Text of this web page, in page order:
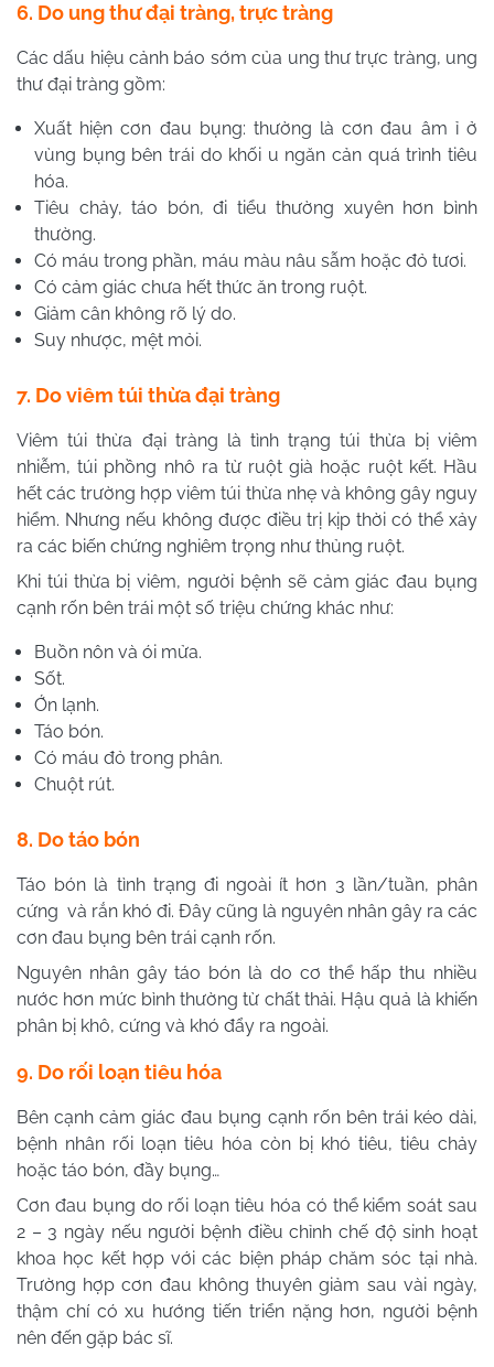
6. Do ung thư đại tràng, trực tràng
Các dấu hiệu cảnh báo sớm của ung thư trực tràng, ung
thư đại tràng gồm:
Xuất hiện cơn đau bụng: thường là cơn đau âm ỉ ở
vùng bụng bên trái do khối u ngăn cản quá trình tiêu
hóa.
Tiêu chảy, táo bón, đi tiểu thường xuyên hơn bình
thường.
Có máu trong phần, máu màu nâu sẫm hoặc đỏ tươi.
Có cảm giác chưa hết thức ăn trong ruột.
Giảm cân không rõ lý do.
Suy nhược, mệt mỏi.
7. Do viêm túi thừa đại tràng
Viêm túi thừa đại tràng là tình trạng túi thừa bị viêm
nhiễm, túi phồng nhô ra từ ruột già hoặc ruột kết. Hầu
hết các trường hợp viêm túi thừa nhẹ và không gây nguy
hiểm. Nhưng nếu không được điều trị kịp thời có thể xảy
ra các biến chứng nghiêm trọng như thủng ruột.
Khi túi thừa bị viêm, người bệnh sẽ cảm giác đau bụng
cạnh rốn bên trái một số triệu chứng khác như:
Buồn nôn và ói mửa.
Sốt.
Ớn lạnh.
Táo bón.
Có máu đỏ trong phân.
Chuột rút.
8. Do táo bón
Táo bón là tình trạng đi ngoài ít hơn 3 lần/tuần, phân
cứng và rắn khó đi. Đây cũng là nguyên nhân gây ra các
cơn đau bụng bên trái cạnh rốn.
Nguyên nhân gây táo bón là do cơ thể hấp thu nhiều
nước hơn mức bình thường từ chất thải. Hậu quả là khiến
phân bị khô, cứng và khó đẩy ra ngoài.
9. Do rối loạn tiêu hóa
Bên cạnh cảm giác đau bụng cạnh rốn bên trái kéo dài,
bệnh nhân rối loạn tiêu hóa còn bị khó tiêu, tiêu chảy
hoặc táo bón, đầy bụng…
Cơn đau bụng do rối loạn tiêu hóa có thể kiểm soát sau
2 – 3 ngày nếu người bệnh điều chỉnh chế độ sinh hoạt
khoa học kết hợp với các biện pháp chăm sóc tại nhà.
Trường hợp cơn đau không thuyên giảm sau vài ngày,
thậm chí có xu hướng tiến triển nặng hơn, người bệnh
nên đến gặp bác sĩ.